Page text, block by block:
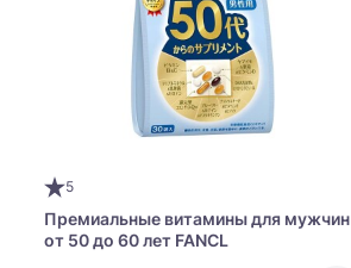
5
Премиальные витамины для мужчин
от 50 до 60 лет FANCL